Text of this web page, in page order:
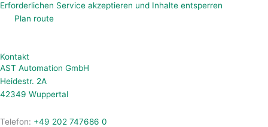
Erforderlichen Service akzeptieren und Inhalte entsperren
Plan route
Kontakt
AST Automation GmbH
Heidestr. 2A
42349 Wuppertal
Telefon: +49 202 747686 0